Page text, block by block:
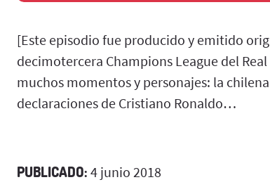
[Este episodio fue producido y emitido
decimotercera Champions League del
muchos momentos y personajes: la
declaraciones de Cristiano Ronaldo…
PUBLICADO: 4 junio 2018